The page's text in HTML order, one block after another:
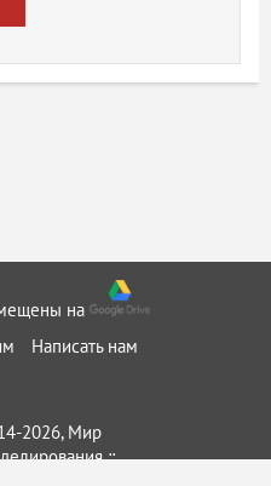
на
Написать нам
2026, Мир
::